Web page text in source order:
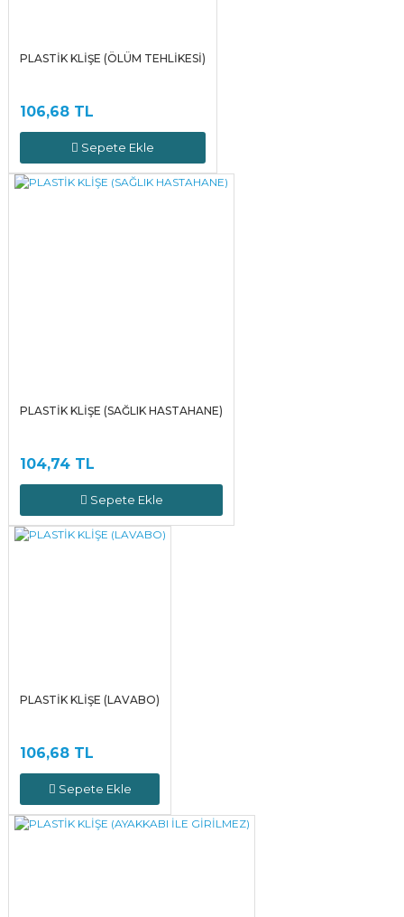
PLASTİK KLİŞE (ÖLÜM TEHLİKESİ)
106,68 TL
Sepete Ekle
PLASTİK KLİŞE (SAĞLIK HASTAHANE)
104,74 TL
Sepete Ekle
PLASTİK KLİŞE (LAVABO)
106,68 TL
Sepete Ekle